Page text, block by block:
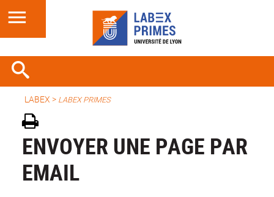
LABEX > LABEX PRIMES
ENVOYER UNE PAGE PAR
EMAIL